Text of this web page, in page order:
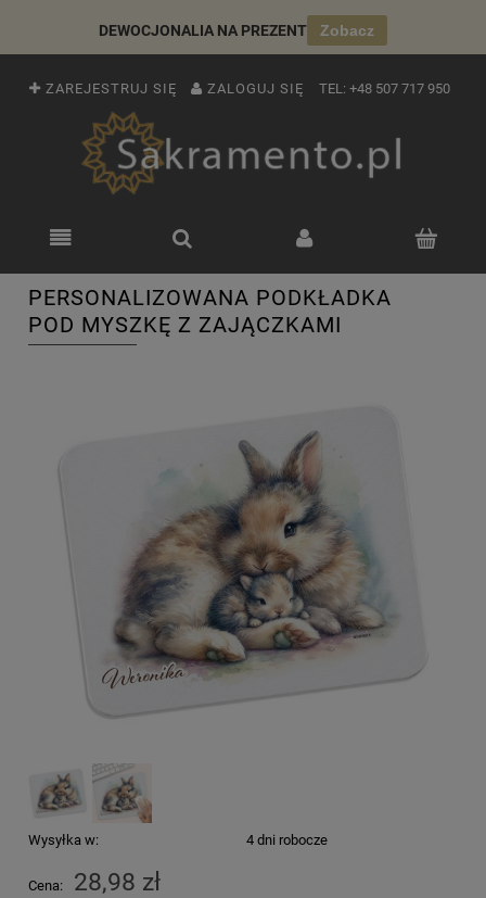
DEWOCJONALIA NA PREZENT Zobacz
ZAREJESTRUJ SIĘ ZALOGUJ SIĘ TEL: +48 507 717 950
PERSONALIZOWANA PODKŁADKA
POD MYSZKĘ Z ZAJĄCZKAMI
Wysyłka w: 4 dni robocze
Cena: 28,98 zł